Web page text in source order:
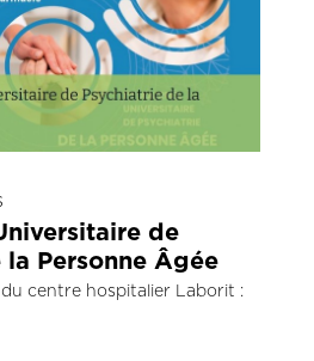
de
la Personne Âgée
centre hospitalier Laborit :